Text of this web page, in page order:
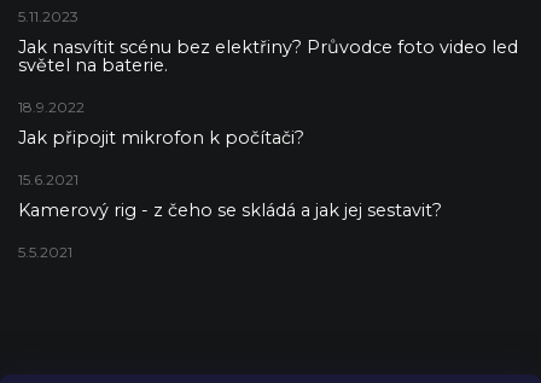
5.11.2023
Jak nasvítit scénu bez elektřiny? Průvodce foto video led
světel na baterie.
18.9.2022
Jak připojit mikrofon k počítači?
15.6.2021
Kamerový rig - z čeho se skládá a jak jej sestavit?
5.5.2021